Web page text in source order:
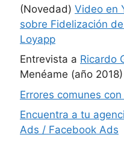
(Novedad) Video en
sobre Fidelización
Loyapp
Entrevista a Ricardo
Menéame (año 2018)
Errores comunes
Encuentra a tu
Ads / Facebook Ads